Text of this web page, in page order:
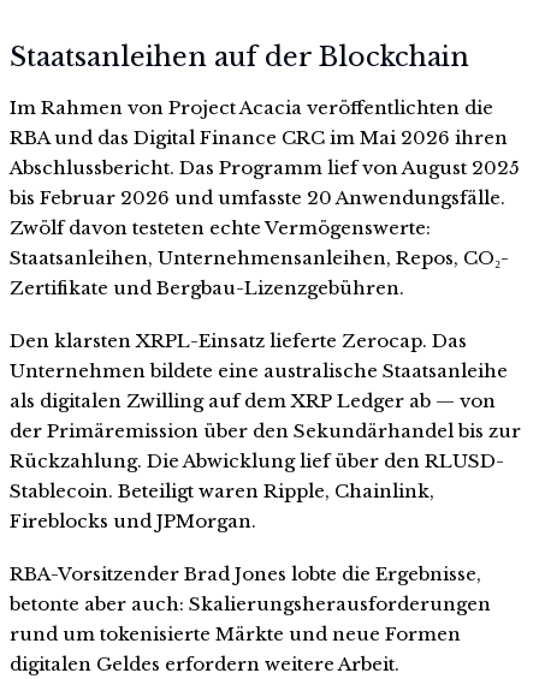
Staatsanleihen auf der Blockchain
Im Rahmen von Project Acacia veröffentlichten die
RBA und das Digital Finance CRC im Mai 2026 ihren
Abschlussbericht. Das Programm lief von August 2025
bis Februar 2026 und umfasste 20 Anwendungsfälle.
Zwölf davon testeten echte Vermögenswerte:
Staatsanleihen, Unternehmensanleihen, Repos, CO₂-
Zertifikate und Bergbau-Lizenzgebühren.
Den klarsten XRPL-Einsatz lieferte Zerocap. Das
Unternehmen bildete eine australische Staatsanleihe
als digitalen Zwilling auf dem XRP Ledger ab — von
der Primäremission über den Sekundärhandel bis zur
Rückzahlung. Die Abwicklung lief über den RLUSD-
Stablecoin. Beteiligt waren Ripple, Chainlink,
Fireblocks und JPMorgan.
RBA-Vorsitzender Brad Jones lobte die Ergebnisse,
betonte aber auch: Skalierungsherausforderungen
rund um tokenisierte Märkte und neue Formen
digitalen Geldes erfordern weitere Arbeit.